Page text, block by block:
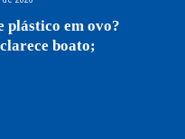
plástico em ovo?
boato;